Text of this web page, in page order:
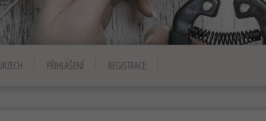
PŘIHLÁŠENÍ REGISTRACE